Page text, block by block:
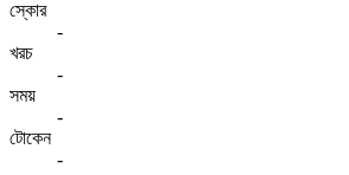
স্কোর
-
খরচ
-
সময়
-
টোকেন
-